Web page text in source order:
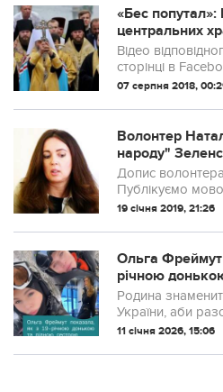
«Бес
центральних
Харкова
алкоголь
Відео
сторінці в
керівник
ініціатором
Павло
07 серпня 2018,
Волонтер
народу"
пересувається
реальному
Допис
Публікуємо
19 січня 2019, 21:26
Ольга Фреймут
річною
відпочиває у
Родина
України, аби
відпустку.
11 січня 2026, 15:06